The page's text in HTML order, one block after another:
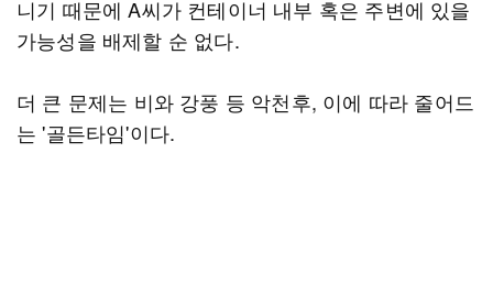
니기 때문에 A씨가 컨테이너 내부 혹은 주변에 있을
가능성을 배제할 순 없다.
더 큰 문제는 비와 강풍 등 악천후, 이에 따라 줄어드
는 '골든타임'이다.